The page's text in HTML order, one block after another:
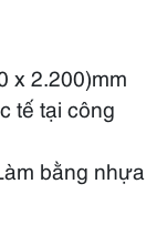
x 2.200)mm
tế tại công
bằng nhựa